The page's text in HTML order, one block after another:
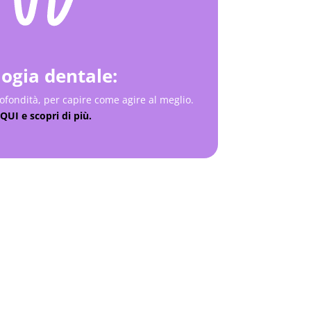
dentale:
per capire come agire al meglio.
e scopri di più.